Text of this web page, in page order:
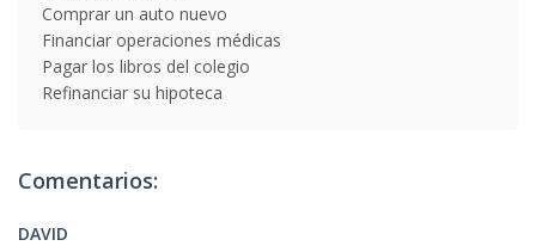
Comprar un auto nuevo
Financiar operaciones médicas
Pagar los libros del colegio
Refinanciar su hipoteca
Comentarios:
DAVID